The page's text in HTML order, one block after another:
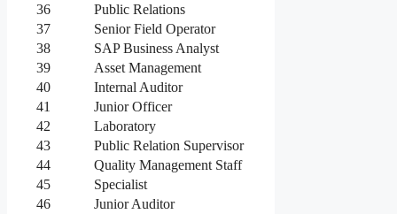
36
Public Relations
37
Senior Field Operator
38
SAP Business Analyst
39
Asset Management
40
Internal Auditor
41
Junior Officer
42
Laboratory
43
Public Relation Supervisor
44
Quality Management Staff
45
Specialist
46
Junior Auditor